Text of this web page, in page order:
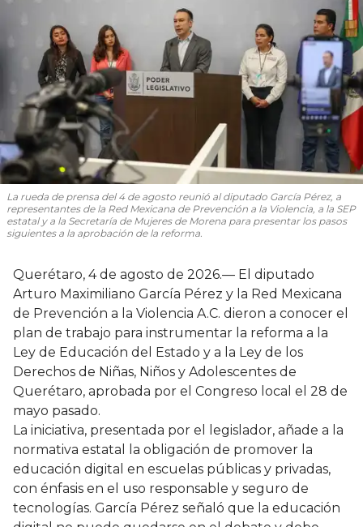
La rueda de prensa del 4 de agosto reunió al diputado García Pérez, a
representantes de la Red Mexicana de Prevención a la Violencia, a la SEP
estatal y a la Secretaría de Mujeres de Morena para presentar los pasos
siguientes a la aprobación de la reforma.
Querétaro, 4 de agosto de 2026.— El diputado
Arturo Maximiliano García Pérez y la Red Mexicana
de Prevención a la Violencia A.C. dieron a conocer el
plan de trabajo para instrumentar la reforma a la
Ley de Educación del Estado y a la Ley de los
Derechos de Niñas, Niños y Adolescentes de
Querétaro, aprobada por el Congreso local el 28 de
mayo pasado.
La iniciativa, presentada por el legislador, añade a la
normativa estatal la obligación de promover la
educación digital en escuelas públicas y privadas,
con énfasis en el uso responsable y seguro de
tecnologías. García Pérez señaló que la educación